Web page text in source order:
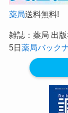
薬局送料無料!
雑誌：薬局 出
5日薬局バック